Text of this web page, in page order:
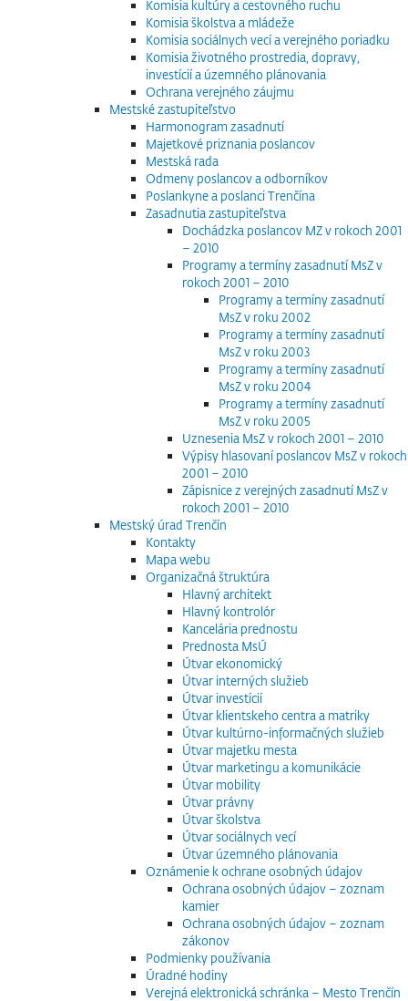
Komisia kultúry a cestovného ruchu
Komisia školstva a mládeže
Komisia sociálnych vecí a verejného poriadku
Komisia životného prostredia, dopravy,
investícií a územného plánovania
Ochrana verejného záujmu
Mestské zastupiteľstvo
Harmonogram zasadnutí
Majetkové priznania poslancov
Mestská rada
Odmeny poslancov a odborníkov
Poslankyne a poslanci Trenčína
Zasadnutia zastupiteľstva
Dochádzka poslancov MZ v rokoch 2001
– 2010
Programy a termíny zasadnutí MsZ v
rokoch 2001 – 2010
Programy a termíny zasadnutí
MsZ v roku 2002
Programy a termíny zasadnutí
MsZ v roku 2003
Programy a termíny zasadnutí
MsZ v roku 2004
Programy a termíny zasadnutí
MsZ v roku 2005
Uznesenia MsZ v rokoch 2001 – 2010
Výpisy hlasovaní poslancov MsZ v rokoch
2001 – 2010
Zápisnice z verejných zasadnutí MsZ v
rokoch 2001 – 2010
Mestský úrad Trenčín
Kontakty
Mapa webu
Organizačná štruktúra
Hlavný architekt
Hlavný kontrolór
Kancelária prednostu
Prednosta MsÚ
Útvar ekonomický
Útvar interných služieb
Útvar investícií
Útvar klientskeho centra a matriky
Útvar kultúrno-informačných služieb
Útvar majetku mesta
Útvar marketingu a komunikácie
Útvar mobility
Útvar právny
Útvar školstva
Útvar sociálnych vecí
Útvar územného plánovania
Oznámenie k ochrane osobných údajov
Ochrana osobných údajov – zoznam
kamier
Ochrana osobných údajov – zoznam
zákonov
Podmienky používania
Úradné hodiny
Verejná elektronická schránka – Mesto Trenčín